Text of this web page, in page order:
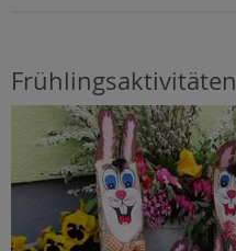
Frühlingsaktivitäten